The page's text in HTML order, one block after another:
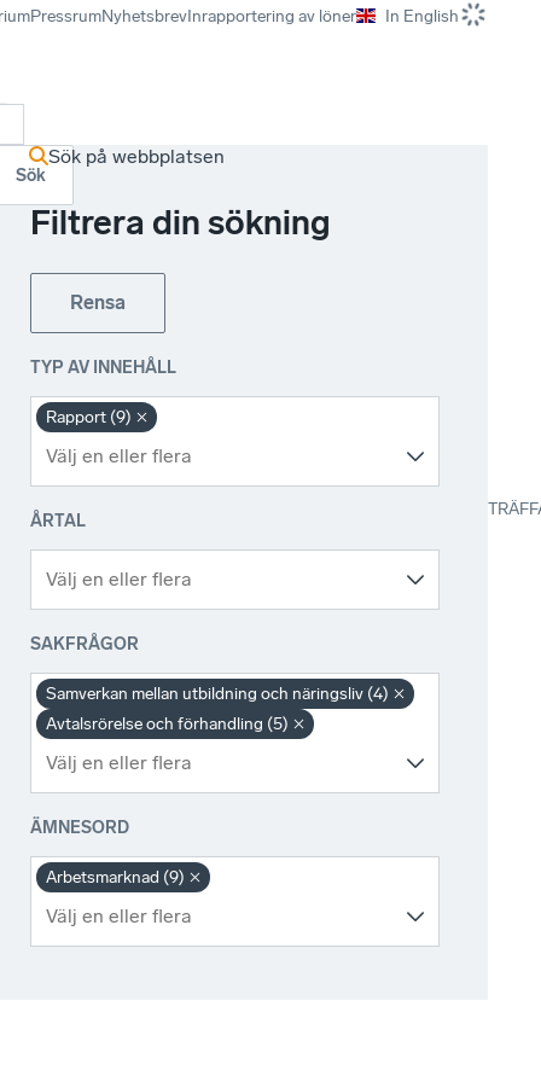
PressrumNyhetsbrevInrapportering av löner In English
Sök på webbplatsen
Filtrera din sökning
Rensa
TYP AV INNEHÅLL
Rapport (9)
ÅRTAL
SAKFRÅGOR
Samverkan mellan utbildning och näringsliv (4)
Avtalsrörelse och förhandling (5)
ÄMNESORD
Arbetsmarknad (9)
Sök